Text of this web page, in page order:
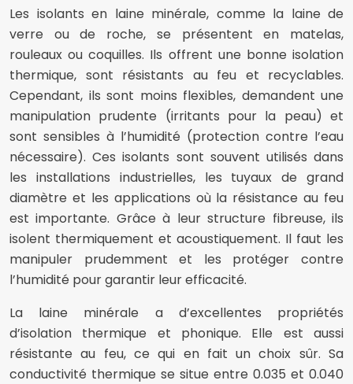
Les isolants en laine minérale, comme la laine de
verre ou de roche, se présentent en matelas,
rouleaux ou coquilles. Ils offrent une bonne isolation
thermique, sont résistants au feu et recyclables.
Cependant, ils sont moins flexibles, demandent une
manipulation prudente (irritants pour la peau) et
sont sensibles à l’humidité (protection contre l’eau
nécessaire). Ces isolants sont souvent utilisés dans
les installations industrielles, les tuyaux de grand
diamètre et les applications où la résistance au feu
est importante. Grâce à leur structure fibreuse, ils
isolent thermiquement et acoustiquement. Il faut les
manipuler prudemment et les protéger contre
l’humidité pour garantir leur efficacité.
La laine minérale a d’excellentes propriétés
d’isolation thermique et phonique. Elle est aussi
résistante au feu, ce qui en fait un choix sûr. Sa
conductivité thermique se situe entre 0.035 et 0.040